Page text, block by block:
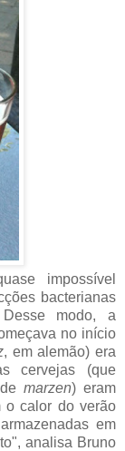
impossível
bacterianas
Desse modo, a
no início
, em alemão) era
cervejas (que
marzen) eram
o calor do verão
em
analisa Bruno